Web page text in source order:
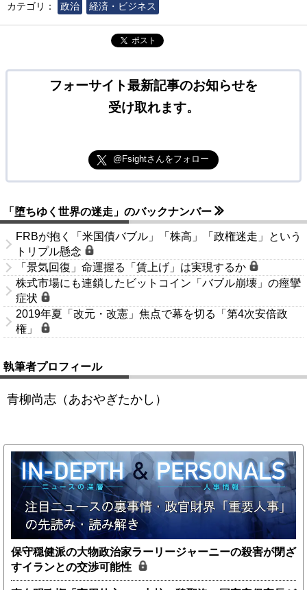
カテゴリ：
政治 経済・ビジネス
ポスト
フォーサイト最新記事のお知らせを
受け取れます。
@Fsightさんをフォロー
「堕ちゆく世界の迷走」のバックナンバー
FRBが抱く「米国債バブル」「株高」「政権迷走」という
トリプル懸念
「景気回復」命運握る「賃上げ」は実現するか
株式市場にも連鎖したビットコイン「バブル崩壊」の痙攣
症状
2019年夏「改元・改憲」焦点で幕を切る「第4次安倍政
権」
執筆者プロフィール
青柳尚志（あおやぎたかし）
保守穏健派の大物政治家ラーリージャーニーの殺害が閉ざ
すイランとの交渉可能性